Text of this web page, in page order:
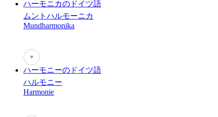
ハーモニカのドイツ語
ムントハルモーニカ
Mundharmonika
♥
ハーモニーのドイツ語
ハルモニー
Harmonie